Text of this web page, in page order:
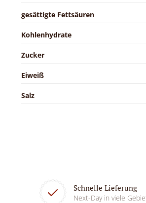
gesättigte Fettsäuren
Kohlenhydrate
Zucker
Eiweiß
Salz
Schnelle Lieferung
Next-Day in viele